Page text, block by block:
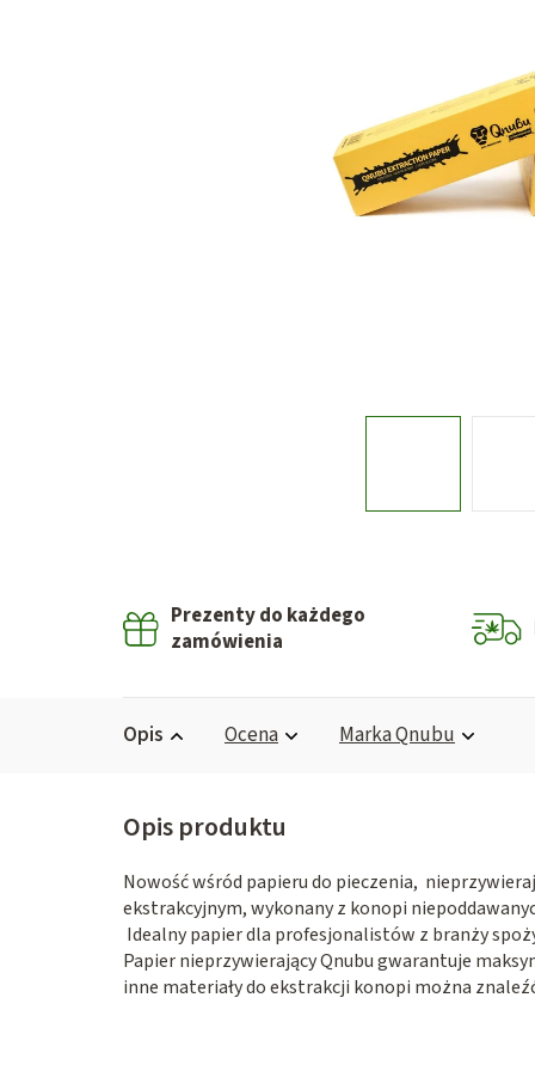
Prezenty do każdego
zamówienia
Opis Ocena MarkaQnubu
Nowość wśród papieru do pieczenia,
ekstrakcyjnym, wykonany z konopi
Idealny papier dla profesjonalistów z branży
Papier nieprzywierający Qnubu gwarantuje
inne materiały do ekstrakcji konopi można